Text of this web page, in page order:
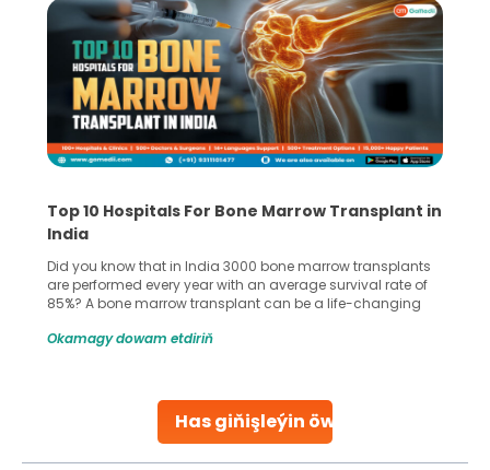
Has giňişleýin öwreniň
Top 10 Hospitals For Bone Marrow Transplant in
India
Did you know that in India 3000 bone marrow transplants
are performed every year with an average survival rate of
85%? A bone marrow transplant can be a life-changing
make all the difference. India has some of the world’s
Okamagy dowam etdiriň